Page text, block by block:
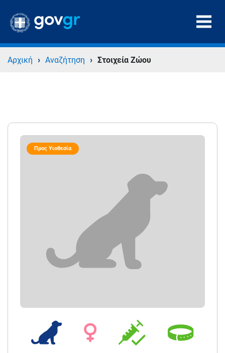
Αρχική › Αναζήτηση › Στοιχεία Ζώου
Προς Υιοθεσία